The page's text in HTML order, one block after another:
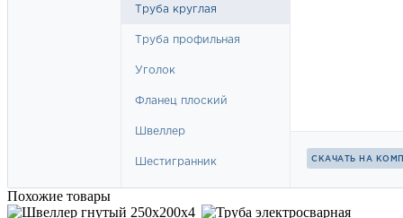
Похожие товары